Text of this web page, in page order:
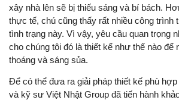
xây nhà lên sẽ bị thiếu sáng và bí bách.
thực tế, chú cũng thấy rất nhiều công trình
tình trạng này. Vì vậy, yêu cầu quan trọng
cho chúng tôi đó là thiết kế như thế nào để
thoáng và sáng sủa.
Để có thể đưa ra giải pháp thiết kế phù
và kỹ sư Việt Nhật Group đã tiến hành